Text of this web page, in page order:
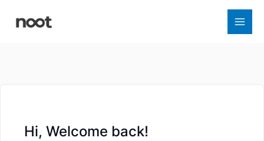
Hi, Welcome back!